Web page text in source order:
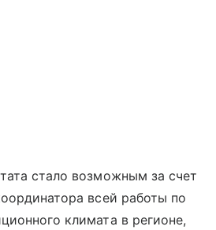
стало возможным за счет
всей работы по
климата в регионе,